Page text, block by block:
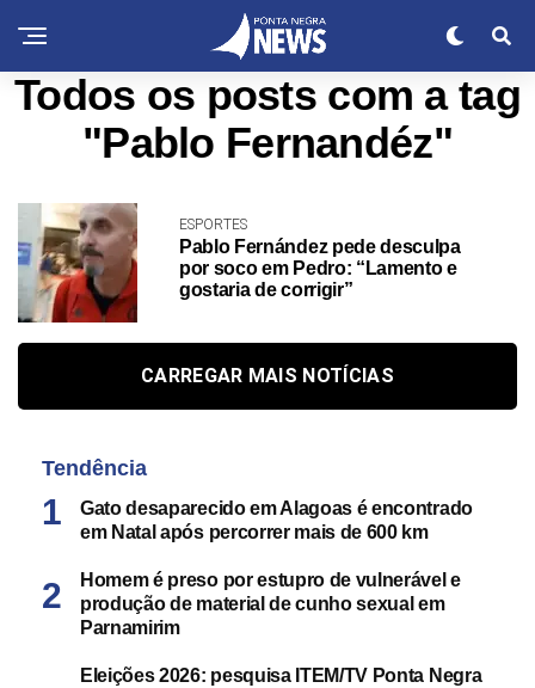
Todos os posts com a tag
"Pablo Fernandéz"
ESPORTES
Pablo Fernández pede desculpa
por soco em Pedro: “Lamento e
gostaria de corrigir”
CARREGAR MAIS NOTÍCIAS
Tendência
Gato desaparecido em Alagoas é encontrado
em Natal após percorrer mais de 600 km
Homem é preso por estupro de vulnerável e
produção de material de cunho sexual em
Parnamirim
Eleições 2026: pesquisa ITEM/TV Ponta Negra